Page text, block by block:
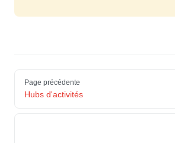
Page précédente
Hubs d'activités